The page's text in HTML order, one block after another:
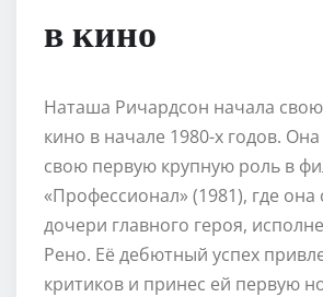
в кино
Наташа Ричардсон начала
кино в начале 1980-х годов.
свою первую крупную роль в
«Профессионал» (1981), где она
дочери главного героя,
Рено. Её дебютный успех
критиков и принес ей первую